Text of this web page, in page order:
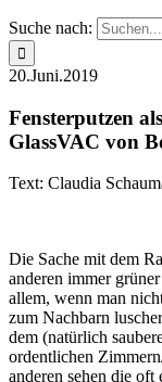
Suche nach:
20.Juni.2019
Fensterputzen
GlassVAC von
Text: Claudia
Die Sache mit dem
anderen immer
allem, wenn man
zum Nachbarn
dem (natürlich
ordentlichen
anderen sehen die oft